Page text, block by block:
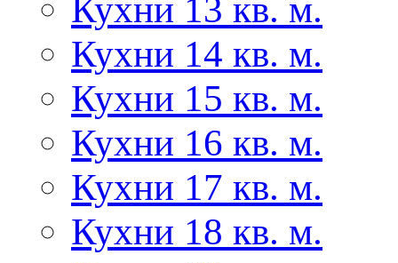
Кухни 13 кв. м.
Кухни 14 кв. м.
Кухни 15 кв. м.
Кухни 16 кв. м.
Кухни 17 кв. м.
Кухни 18 кв. м.